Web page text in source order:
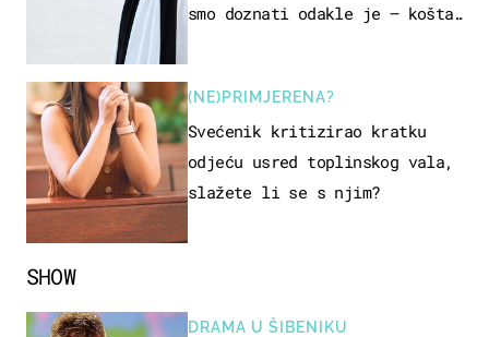
SHOW
DRAMA U ŠIBENIKU
smo doznati odakle je – košta
(NE)PRIMJERENA?
Svećenik kritizirao kratku
odjeću usred toplinskog vala,
slažete li se s njim?